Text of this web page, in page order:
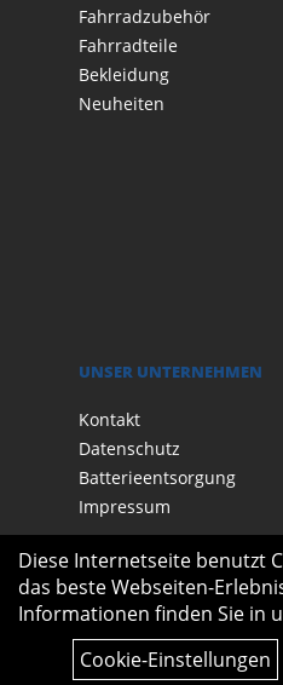
Fahrradzubehör
Fahrradteile
Bekleidung
Neuheiten
UNSER UNTERNEHMEN
Kontakt
Datenschutz
Batterieentsorgung
Impressum
Diese Internetseite benutzt
das beste Webseiten-
Informationen finden Sie in
Cookie-Einstellungen